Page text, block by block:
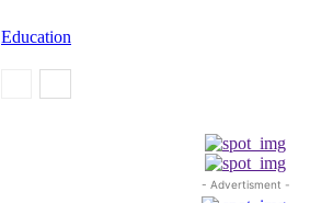
Education
- Advertisment -